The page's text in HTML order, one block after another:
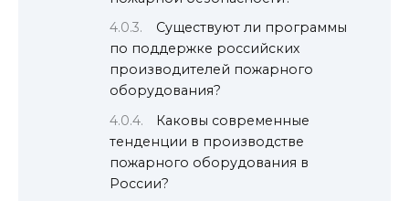
Существуют ли программы
по поддержке российских
производителей пожарного
оборудования?
Каковы современные
тенденции в производстве
пожарного оборудования в
России?